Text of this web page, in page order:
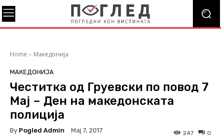
Home Македонија
МАКЕДОНИЈА
Честитка од Груевски по повод 7
Мај – Ден на македонската
полиција
By Pogled Admin Мај 7, 2017 0
247